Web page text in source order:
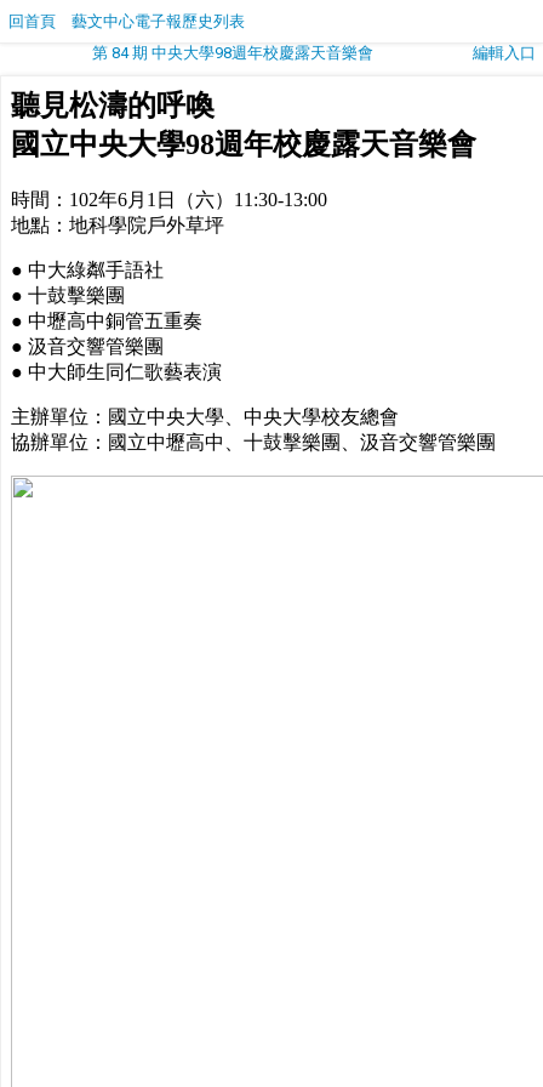
回首頁
藝文中心電子報歷史列表
第 84 期 中央大學98週年校慶露天音樂會
編輯入口